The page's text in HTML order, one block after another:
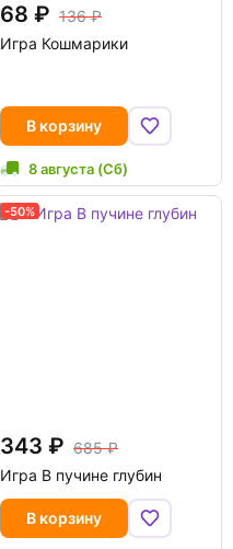
68
136
Игра Кошмарики
В корзину
8 августа (Сб)
-50%
343
685
Игра В пучине глубин
В корзину